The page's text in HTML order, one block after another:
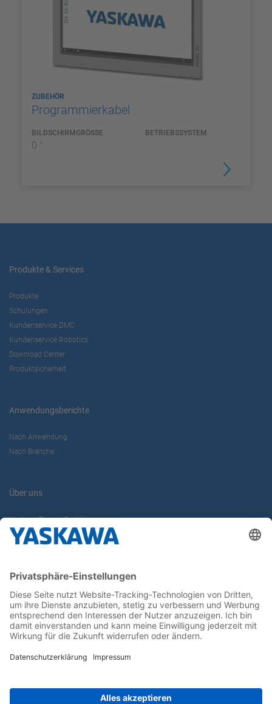
ZUBEHÖR
Programmierkabel
BILDSCHIRMGRÖSSE
0 "
BETRIEBSSYSTEM
Produkte & Services
Produkte
Schulungen
Kundenservice DMC
Kundenservice Robotics
Download Center
Produktsicherheit
Anwendungsberichte
Nach Anwendung
Nach Branche
Über uns
Yaskawa Europe GmbH
Karriere
Newsletter
Follow us on...